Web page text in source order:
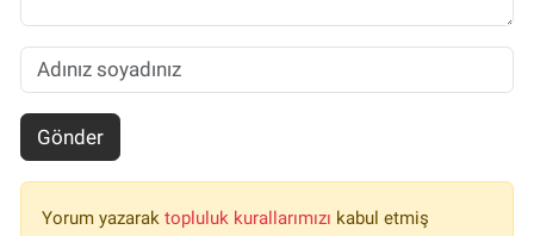
Gönder
Yorum yazarak topluluk kurallarımızı kabul etmiş